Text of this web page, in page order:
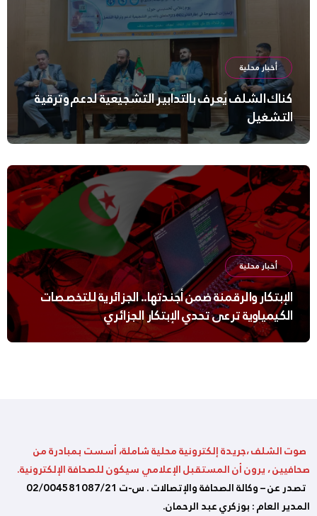
أخبار محلية
كناك الشلف يُعرف بالتدابير التشجيعية لدعم وترقية
التشغيل
أخبار محلية
الإبتكار والرقمنة ضمن أجندتها.. الجزائرية للتخصصات
الكيمياوية ترعى تحدي الإبتكار الجزائري
صوت الشلف ،جريدة إلكترونية محلية شاملة، أسست بمبادرة من
صحافيين ، يرون أن المستقبل الإعلامي سيكون للصحافة الإلكترونية.
تصدر عن – وكالة الصحافة والإتصالات . س-ت 02/004581087/21
المدير العام : بوزكري عبد الرحمان.